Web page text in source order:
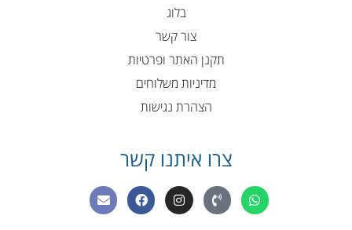
בלוג
צור קשר
תקנן האתר ופרטיות
מדיניות משלוחים
הצהרת נגישות
צרו איתנו קשר
W
h
a
P
h
o
I
n
s
F
a
c
E
n
v